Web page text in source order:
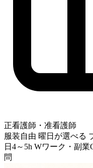
正看護師・准看護師
服装自由 曜日が選べる
日4～5h Wワーク・副業
問